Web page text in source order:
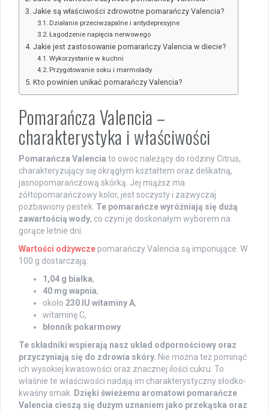
Jakie są właściwości zdrowotne pomarańczy Valencia?
Działanie przeciwzapalne i antydepresyjne
Łagodzenie napięcia nerwowego
Jakie jest zastosowanie pomarańczy Valencia w diecie?
Wykorzystanie w kuchni
Przygotowanie soku i marmolady
Kto powinien unikać pomarańczy Valencia?
Pomarańcza Valencia –
charakterystyka i właściwości
Pomarańcza Valencia to owoc należący do rodziny Citrus,
charakteryzujący się okrągłym kształtem oraz delikatną,
jasnopomarańczową skórką. Jej miąższ ma
żółtopomarańczowy kolor, jest soczysty i zazwyczaj
pozbawiony pestek. Te pomarańcze wyróżniają się dużą
zawartością wody, co czyni je doskonałym wyborem na
gorące letnie dni.
Wartości odżywcze pomarańczy Valencia są imponujące. W
100 g dostarczają:
1,04 g białka,
40 mg wapnia,
około 230 IU witaminy A,
witaminę C,
błonnik pokarmowy
Te składniki wspierają nasz układ odpornościowy oraz
przyczyniają się do zdrowia skóry. Nie można też pominąć
ich wysokiej kwasowości oraz znacznej ilości cukru. To
właśnie te właściwości nadają im charakterystyczny słodko-
kwaśny smak.
Dzięki świeżemu aromatowi pomarańcze
Valencia cieszą się dużym uznaniem jako przekąska oraz